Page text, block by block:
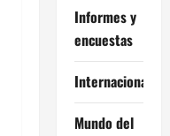
Informes y
encuestas
Internacional
Mundo del